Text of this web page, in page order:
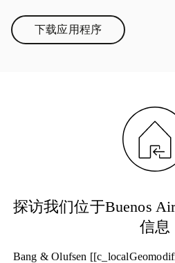
下载应用程序Link Opens in New Tab
探访我们位于Buenos
信息
Bang & Olufsen